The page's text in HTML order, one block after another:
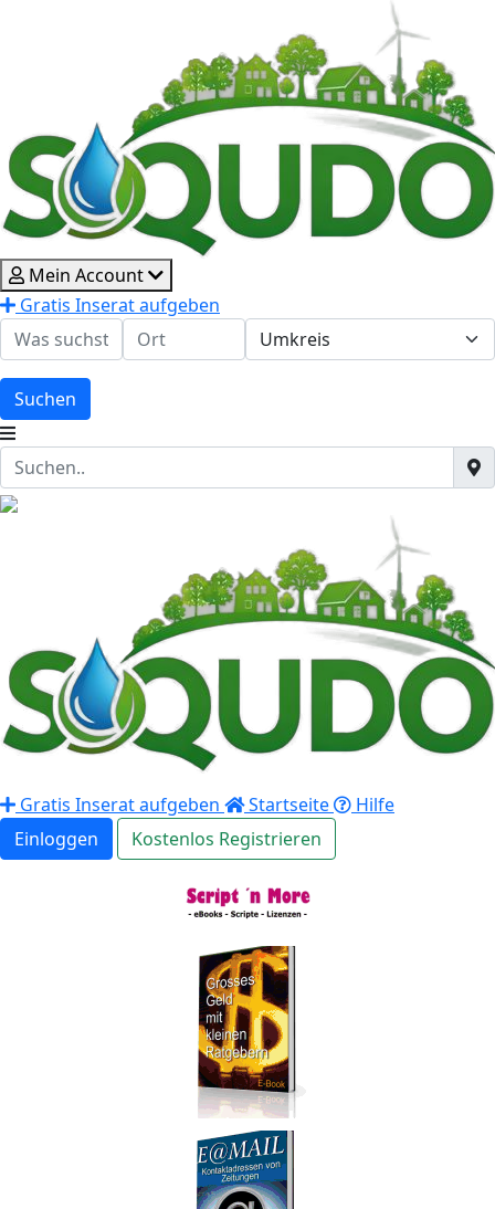
Mein Account
Gratis Inserat aufgeben
Suchen
Gratis Inserat aufgeben Startseite
Hilfe
Einloggen
Kostenlos Registrieren